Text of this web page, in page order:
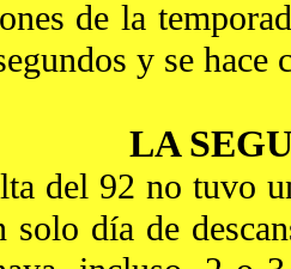
de la
y se
LA
del 92 no tuvo
solo día de